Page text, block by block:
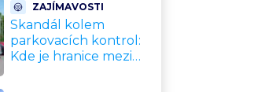
rozporuplné názory
ZAJÍMAVOSTI
Skandál kolem
parkovacích kontrol:
Kde je hranice mezi